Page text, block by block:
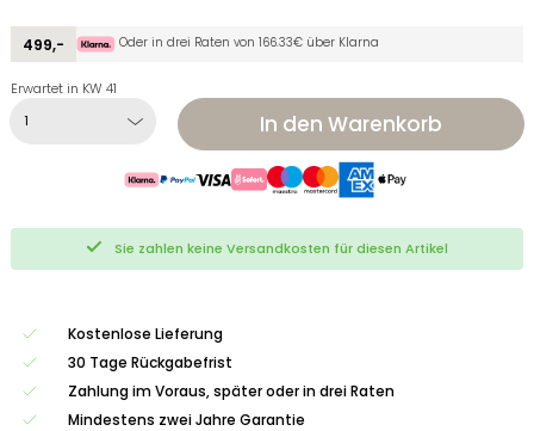
499,- Oder in drei Raten von 166.33€ über Klarna
Erwartet in KW 41
In den Warenkorb
Sie zahlen keine Versandkosten für diesen Artikel
Kostenlose Lieferung
30 Tage Rückgabefrist
Zahlung im Voraus, später oder in drei Raten
Mindestens zwei Jahre Garantie